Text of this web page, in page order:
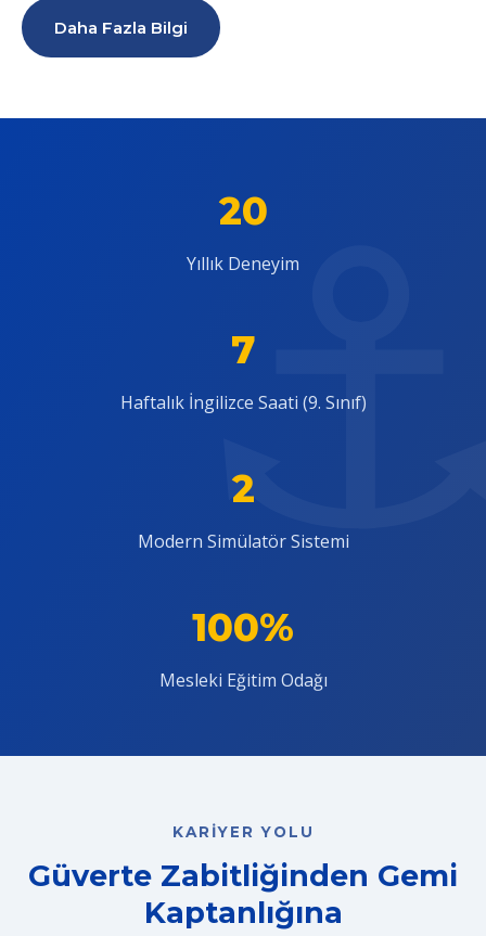
Daha Fazla Bilgi
20
Yıllık Deneyim
7
Haftalık İngilizce Saati (9. Sınıf)
2
Modern Simülatör Sistemi
100%
Mesleki Eğitim Odağı
KARIYER YOLU
Güverte Zabitliğinden Gemi
Kaptanlığına